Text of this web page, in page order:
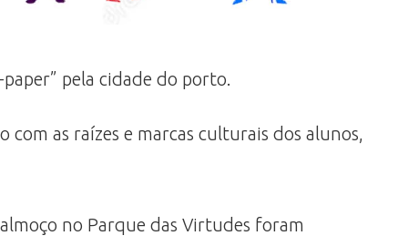
pela cidade do porto.
as raízes e marcas culturais dos alunos,
no Parque das Virtudes foram